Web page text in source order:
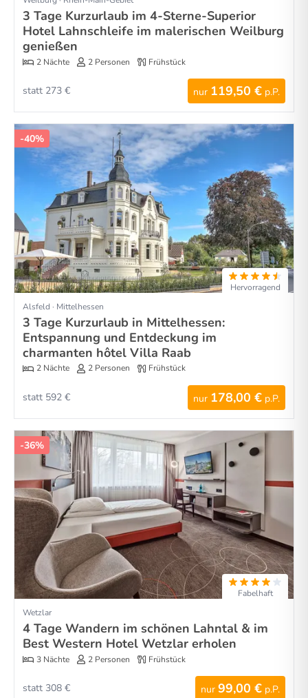
3 Tage Kurzurlaub im 4-Sterne-Superior
Hotel Lahnschleife im malerischen Weilburg
genießen
2 Nächte 2 Personen Frühstück
nur 119,50 € p.P.
statt 273 €
-40%
Hervorragend
Alsfeld · Mittelhessen
3 Tage Kurzurlaub in Mittelhessen:
Entspannung und Entdeckung im
charmanten hôtel Villa Raab
2 Nächte 2 Personen Frühstück
nur 178,00 € p.P.
statt 592 €
-36%
Fabelhaft
Wetzlar
4 Tage Wandern im schönen Lahntal & im
Best Western Hotel Wetzlar erholen
3 Nächte 2 Personen Frühstück
nur 99,00 € p.P.
statt 308 €